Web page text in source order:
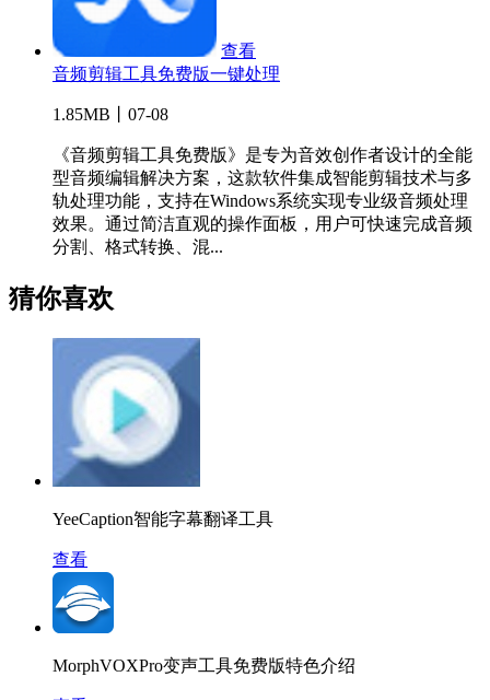
查看
音频剪辑工具免费版一键处理
1.85MB丨07-08
《音频剪辑工具免费版》是专为音效创作者设计的全能
型音频编辑解决方案，这款软件集成智能剪辑技术与多
轨处理功能，支持在Windows系统实现专业级音频处理
效果。通过简洁直观的操作面板，用户可快速完成音频
分割、格式转换、混...
猜你喜欢
YeeCaption智能字幕翻译工具
查看
MorphVOXPro变声工具免费版特色介绍